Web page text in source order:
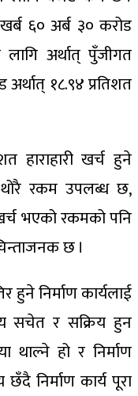
६० अर्ब ३० करोड
अर्थात् पुँजीगत
१८.९४ प्रतिशत
हाराहारी खर्च हुने
रकम उपलब्ध छ,
भएको रकमको पनि
छ ।
हुने निर्माण कार्यलाई
सचेत र सक्रिय हुन
हो र निर्माण
निर्माण कार्य पूरा